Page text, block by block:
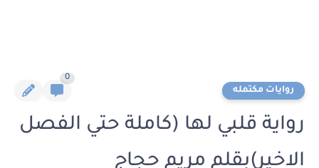
روايات مكتمله
0
رواية قلبي لها (كاملة حتي الفصل
الاخير)بقلم مريم حجاج